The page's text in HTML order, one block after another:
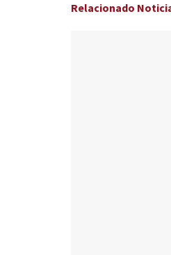
Relacionado